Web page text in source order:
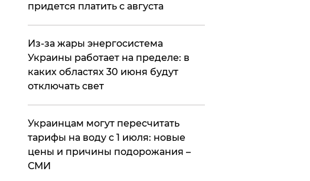
придется платить с августа
Из-за жары энергосистема
Украины работает на пределе: в
каких областях 30 июня будут
отключать свет
Украинцам могут пересчитать
тарифы на воду с 1 июля: новые
цены и причины подорожания –
СМИ